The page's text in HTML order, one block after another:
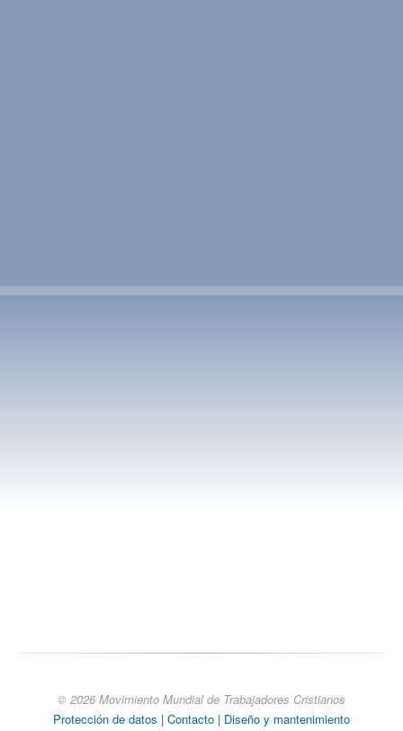
© 2026 Movimiento Mundial de Trabajadores Cristianos
Protección de datos | Contacto | Diseño y mantenimiento